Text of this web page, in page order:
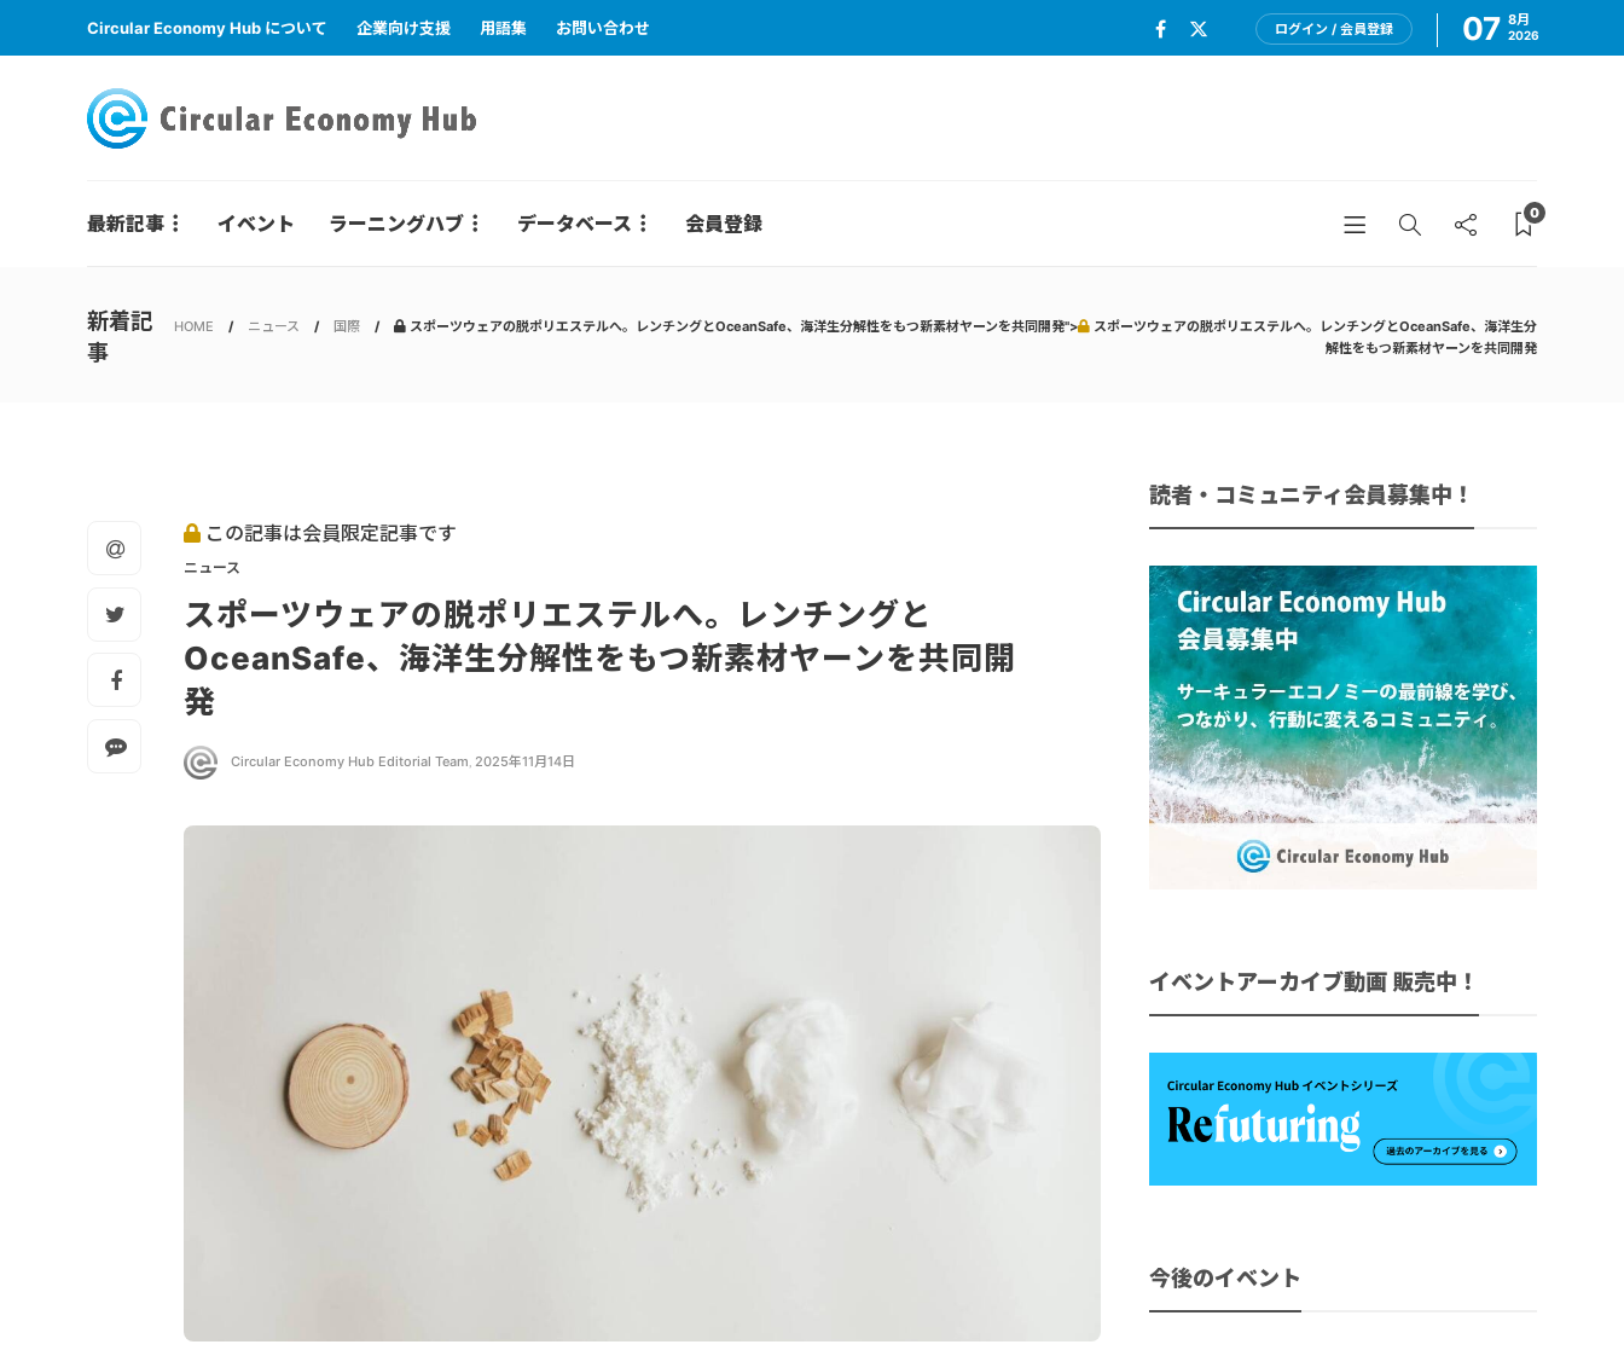
Circular Economy Hub について 企業向け支援 用語集 お問い合わせ ログイン / 会員登録 07 8月
2026
最新記事 イベント ラーニングハブ データベース 会員登録 0
新着記
事
HOME ニュース 国際 スポーツウェアの脱ポリエステルへ。レンチングとOceanSafe、海洋生分解性をもつ新素材ヤーンを共同開発">
スポーツウェアの脱ポリエステルへ。レンチングとOceanSafe、海洋生分
解性をもつ新素材ヤーンを共同開発
この記事は会員限定記事です
ニュース
スポーツウェアの脱ポリエステルへ。レンチングと
OceanSafe、海洋生分解性をもつ新素材ヤーンを共同開
発
Circular Economy Hub Editorial Team, 2025年11月14日
読者・コミュニティ会員募集中！
イベントアーカイブ動画 販売中！
今後のイベント